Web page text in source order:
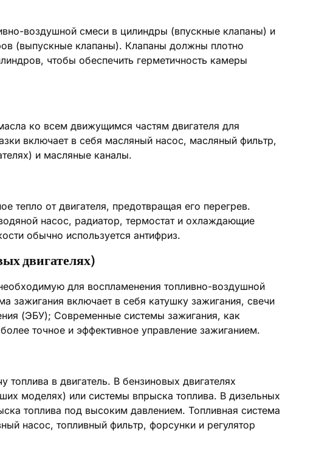
воздушной смеси в цилиндры (впускные клапаны) и
(выпускные клапаны). Клапаны должны плотно
чтобы обеспечить герметичность камеры
ко всем движущимся частям двигателя для
включает в себя масляный насос, масляный фильтр,
и масляные каналы.
тепло от двигателя, предотвращая его перегрев.
насос, радиатор, термостат и охлаждающие
обычно используется антифриз.
двигателях)
для воспламенения топливно-воздушной
зажигания включает в себя катушку зажигания, свечи
(ЭБУ); Современные системы зажигания, как
точное и эффективное управление зажиганием.
топлива в двигатель. В бензиновых двигателях
моделях) или системы впрыска топлива. В дизельных
топлива под высоким давлением. Топливная система
насос, топливный фильтр, форсунки и регулятор